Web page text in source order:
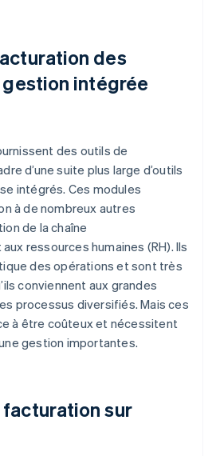
des
intégrée
des outils de
d’une suite plus large d’outils
intégrés. Ces modules
à de nombreux autres
de la chaîne
ressources humaines (RH). Ils
des opérations et sont très
conviennent aux grandes
processus diversifiés. Mais ces
à être coûteux et nécessitent
gestion importantes.
sur